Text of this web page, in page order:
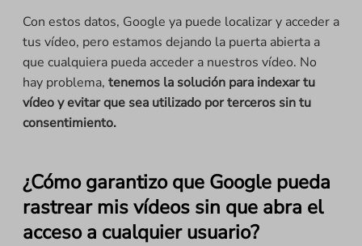
Con estos datos, Google ya puede localizar y acceder a
tus vídeo, pero estamos dejando la puerta abierta a
que cualquiera pueda acceder a nuestros vídeo. No
hay problema, tenemos la solución para indexar tu
vídeo y evitar que sea utilizado por terceros sin tu
consentimiento.
¿Cómo garantizo que Google pueda
rastrear mis vídeos sin que abra el
acceso a cualquier usuario?